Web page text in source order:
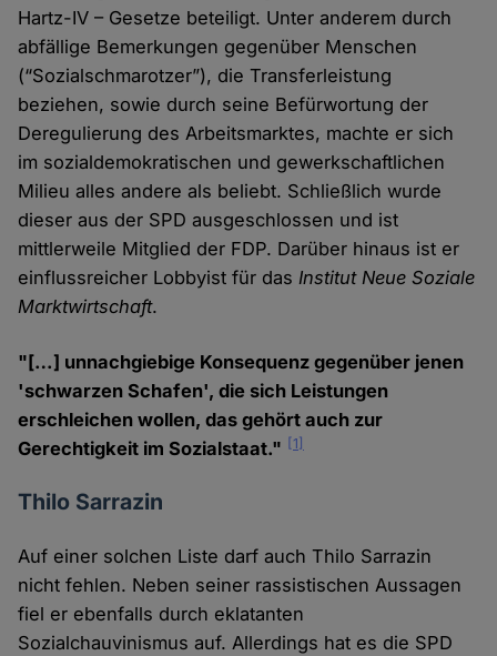
Hartz-IV – Gesetze beteiligt. Unter anderem durch
abfällige Bemerkungen gegenüber Menschen
(“Sozialschmarotzer”), die Transferleistung
beziehen, sowie durch seine Befürwortung der
Deregulierung des Arbeitsmarktes, machte er sich
im sozialdemokratischen und gewerkschaftlichen
Milieu alles andere als beliebt. Schließlich wurde
dieser aus der SPD ausgeschlossen und ist
mittlerweile Mitglied der FDP. Darüber hinaus ist er
einflussreicher Lobbyist für dasInstitut Neue Soziale
Marktwirtschaft.
"[…] unnachgiebige Konsequenz gegenüber jenen
'schwarzen Schafen', die sich Leistungen
erschleichen wollen, das gehört auch zur
Gerechtigkeit im Sozialstaat."
[1]
Thilo Sarrazin
Auf einer solchen Liste darf auch Thilo Sarrazin
nicht fehlen. Neben seiner rassistischen Aussagen
fiel er ebenfalls durch eklatanten
Sozialchauvinismus auf. Allerdings hat es die SPD